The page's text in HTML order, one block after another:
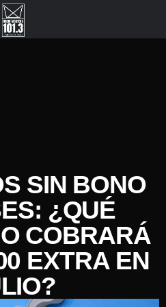
SIN BONO
¿QUÉ
COBRARÁ
EXTRA EN